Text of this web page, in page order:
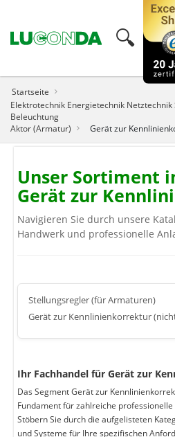
🔍︎
Startseite
Elektrotechnik Energietechnik Netztechnik
Beleuchtung
Aktor (Armatur)
Gerät zur
Unser Sortiment
Gerät zur
Navigieren Sie durch unsere
Handwerk und professionelle
Stellungsregler (für Armaturen)
Gerät zur Kennlinienkorrektur
Ihr Fachhandel für Gerät zur
Das Segment Gerät zur
Fundament für zahlreiche
Stöbern Sie durch die aufgelisteten
und Systeme für Ihre spezifischen